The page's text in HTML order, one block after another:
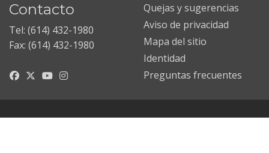
Contacto
Tel: (614) 432-1980
Fax: (614) 432-1980
Quejas y sugerencias
Aviso de privacidad
Mapa del sitio
Identidad
Preguntas frecuentes